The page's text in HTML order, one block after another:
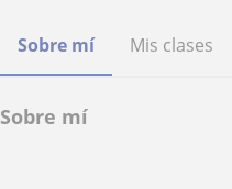
Sobre mí Mis clases
Sobre mí